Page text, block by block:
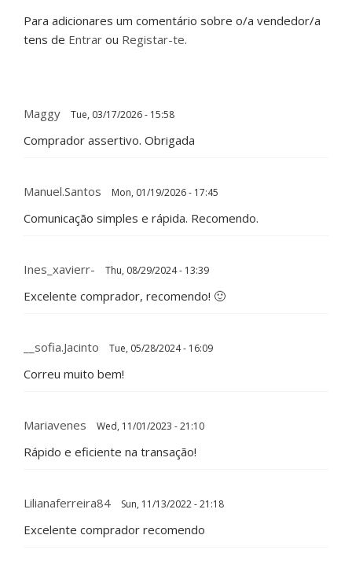
Para adicionares um comentário sobre o/a vendedor/a
tens de Entrar ou Registar-te.
Maggy Tue, 03/17/2026 - 15:58
Comprador assertivo. Obrigada
Manuel.Santos Mon, 01/19/2026 - 17:45
Comunicação simples e rápida. Recomendo.
Ines_xavierr- Thu, 08/29/2024 - 13:39
Excelente comprador, recomendo! 🙂
__sofia.jacinto Tue, 05/28/2024 - 16:09
Correu muito bem!
Mariavenes Wed, 11/01/2023 - 21:10
Rápido e eficiente na transação!
Lilianaferreira84 Sun, 11/13/2022 - 21:18
Excelente comprador recomendo